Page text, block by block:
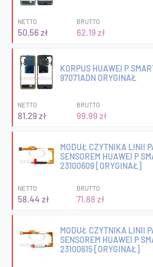
NETTO
50.56 zł
BRUTTO
62.19 zł
KORPUS HUAWEI P
97071ADN ORYGINAŁ
NETTO
81.29 zł
BRUTTO
99.99 zł
MODUŁ CZYTNIKA LINII
SENSOREM HUAWEI P
23100609 [ORYGINAŁ]
NETTO
58.44 zł
BRUTTO
71.88 zł
MODUŁ CZYTNIKA LINII
SENSOREM HUAWEI P
23100615 [ORYGINAŁ]